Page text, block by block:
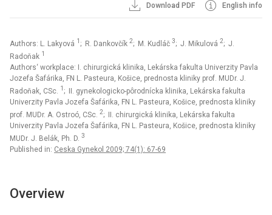
Download PDF English info
Authors: L. Lakyová 1 ; R. Dankovčík 2; M. Kudláč 3; J. Mikulová 2; J.
Radoňak 1
Authors‘ workplace: I. chirurgická klinika, Lekárska fakulta Univerzity Pavla
Jozefa Šafárika, FN L. Pasteura, Košice, prednosta kliniky prof. MUDr. J.
Radoňak, CSc. 1 ; II. gynekologicko-pôrodnícka klinika, Lekárska fakulta
Univerzity Pavla Jozefa Šafárika, FN L. Pasteura, Košice, prednosta kliniky
prof. MUDr. A. Ostroó, CSc. 2; II. chirurgická klinika, Lekárska fakulta
Univerzity Pavla Jozefa Šafárika, FN L. Pasteura, Košice, prednosta kliniky
MUDr. J. Belák, Ph. D. 3
Published in: Ceska Gynekol 2009; 74(1): 67-69
Overview